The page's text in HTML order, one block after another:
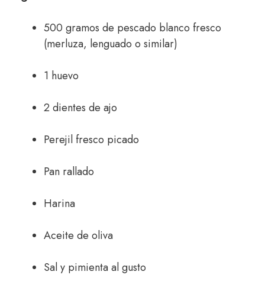
500 gramos de pescado blanco fresco
(merluza, lenguado o similar)
1 huevo
2 dientes de ajo
Perejil fresco picado
Pan rallado
Harina
Aceite de oliva
Sal y pimienta al gusto